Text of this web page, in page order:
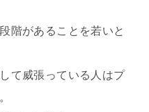
階があることを若いと
て威張っている人はプ